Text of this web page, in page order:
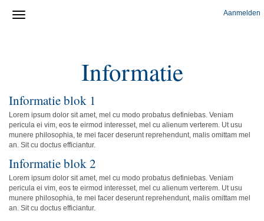
Aanmelden
Informatie
Informatie blok 1
Lorem ipsum dolor sit amet, mel cu modo probatus definiebas. Veniam
pericula ei vim, eos te eirmod interesset, mel cu alienum verterem. Ut usu
munere philosophia, te mei facer deserunt reprehendunt, malis omittam mel
an. Sit cu doctus efficiantur.
Informatie blok 2
Lorem ipsum dolor sit amet, mel cu modo probatus definiebas. Veniam
pericula ei vim, eos te eirmod interesset, mel cu alienum verterem. Ut usu
munere philosophia, te mei facer deserunt reprehendunt, malis omittam mel
an. Sit cu doctus efficiantur.